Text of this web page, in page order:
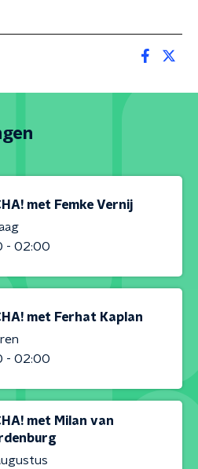
met Femke Vernij
- 02:00
met Ferhat Kaplan
- 02:00
met Milan van